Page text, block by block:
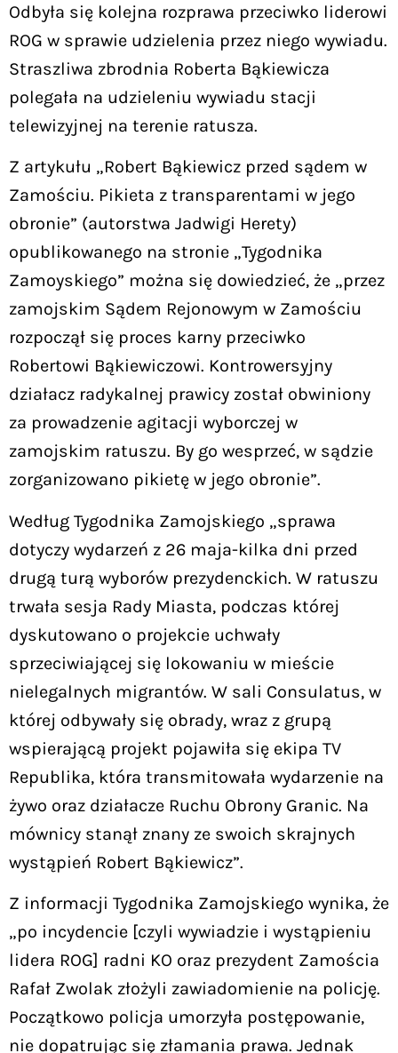
Odbyła się kolejna rozprawa przeciwko liderowi
ROG w sprawie udzielenia przez niego wywiadu.
Straszliwa zbrodnia Roberta Bąkiewicza
polegała na udzieleniu wywiadu stacji
telewizyjnej na terenie ratusza.
Z artykułu „Robert Bąkiewicz przed sądem w
Zamościu. Pikieta z transparentami w jego
obronie” (autorstwa Jadwigi Herety)
opublikowanego na stronie „Tygodnika
Zamoyskiego” można się dowiedzieć, że „przez
zamojskim Sądem Rejonowym w Zamościu
rozpoczął się proces karny przeciwko
Robertowi Bąkiewiczowi. Kontrowersyjny
działacz radykalnej prawicy został obwiniony
za prowadzenie agitacji wyborczej w
zamojskim ratuszu. By go wesprzeć, w sądzie
zorganizowano pikietę w jego obronie”.
Według Tygodnika Zamojskiego „sprawa
dotyczy wydarzeń z 26 maja-kilka dni przed
drugą turą wyborów prezydenckich. W ratuszu
trwała sesja Rady Miasta, podczas której
dyskutowano o projekcie uchwały
sprzeciwiającej się lokowaniu w mieście
nielegalnych migrantów. W sali Consulatus, w
której odbywały się obrady, wraz z grupą
wspierającą projekt pojawiła się ekipa TV
Republika, która transmitowała wydarzenie na
żywo oraz działacze Ruchu Obrony Granic. Na
mównicy stanął znany ze swoich skrajnych
wystąpień Robert Bąkiewicz”.
Z informacji Tygodnika Zamojskiego wynika, że
„po incydencie [czyli wywiadzie i wystąpieniu
lidera ROG] radni KO oraz prezydent Zamościa
Rafał Zwolak złożyli zawiadomienie na policję.
Początkowo policja umorzyła postępowanie,
nie dopatrując się złamania prawa. Jednak